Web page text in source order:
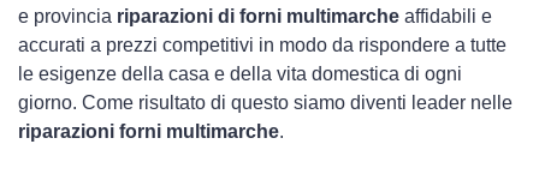
e provincia riparazioni di forni multimarche affidabili e
accurati a prezzi competitivi in modo da rispondere a tutte
le esigenze della casa e della vita domestica di ogni
giorno. Come risultato di questo siamo diventi leader nelle
riparazioni forni multimarche.